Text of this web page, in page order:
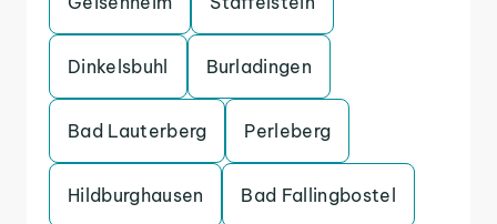
Dinkelsbuhl Burladingen
Bad Lauterberg Perleberg
Hildburghausen Bad Fallingbostel